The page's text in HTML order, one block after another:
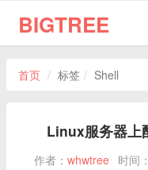
BIGTREE
首页 标签 Shell
Linux服务器上
作者： whwtree 时间